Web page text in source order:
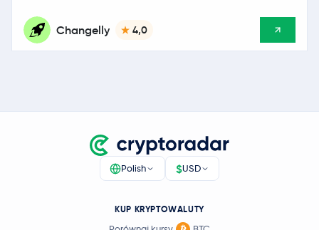
Changelly 4,0
Polish $USD
KUP KRYPTOWALUTY